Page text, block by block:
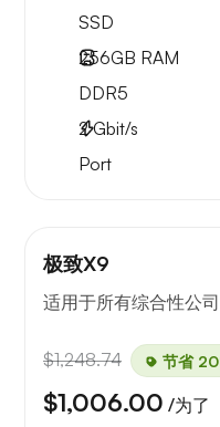
SSD
256GB RAM
DDR5
2Gbit/s
Port
极致X9
适用于所有综合性公
$1,248.74 节省
$1,006.00 /为了